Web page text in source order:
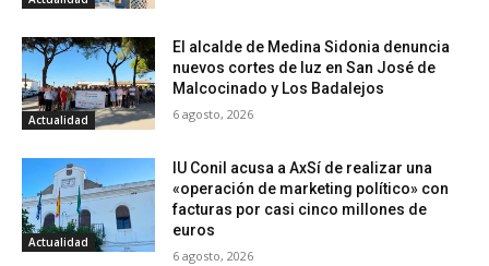
Actualidad
El alcalde de Medina Sidonia denuncia
nuevos cortes de luz en San José de
Malcocinado y Los Badalejos
6 agosto, 2026
Actualidad
IU Conil acusa a AxSí de realizar una
«operación de marketing político» con
facturas por casi cinco millones de
euros
6 agosto, 2026